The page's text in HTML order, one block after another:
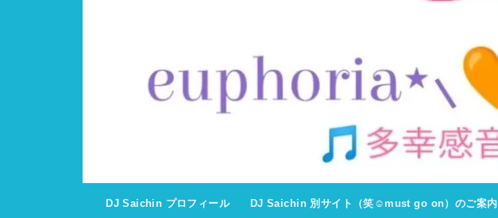
DJ Saichin プロフィール DJ Saichin 別サイト（笑☺must go on）のご案内